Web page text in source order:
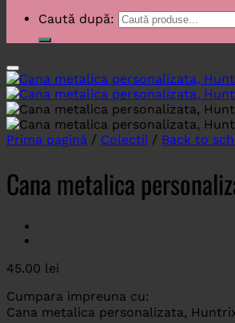
Caută după:
Prima pagină / Colectii / Back to
Cana metalica
45.00 lei
Cumpara impreuna cu:
Cana metalica personalizata,